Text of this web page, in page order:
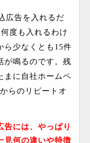
広告を入れるだ
度も入れるわけ
ら少なくとも 15件
が鳴るのです。残
まに自社ホームペ
らのリピートオ
告には、やっぱり
見何の違いや特徴